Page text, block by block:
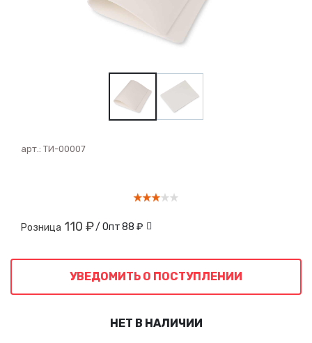
арт.: ТИ-00007
Розница 110 ₽/ Опт88 ₽
УВЕДОМИТЬ О ПОСТУПЛЕНИИ
НЕТ В НАЛИЧИИ